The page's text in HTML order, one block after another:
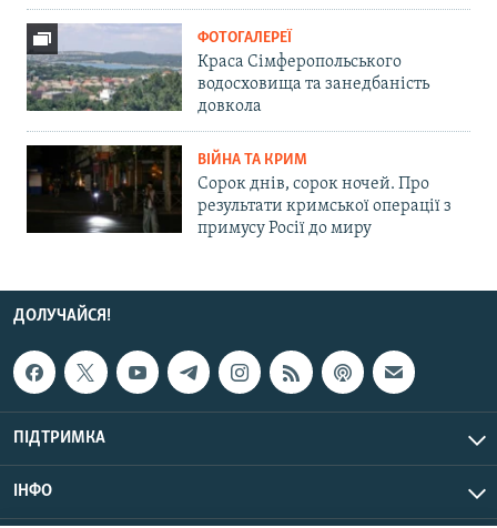
ФОТОГАЛЕРЕЇ
Краса Сімферопольського
водосховища та занедбаність
довкола
ВІЙНА ТА КРИМ
Сорок днів, сорок ночей. Про
результати кримської операції з
примусу Росії до миру
ДОЛУЧАЙСЯ!
ПІДТРИМКА
ІНФО